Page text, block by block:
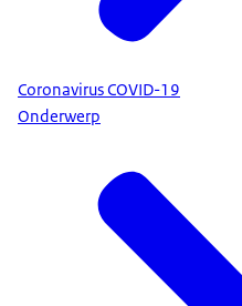
Coronavirus COVID-19
Onderwerp